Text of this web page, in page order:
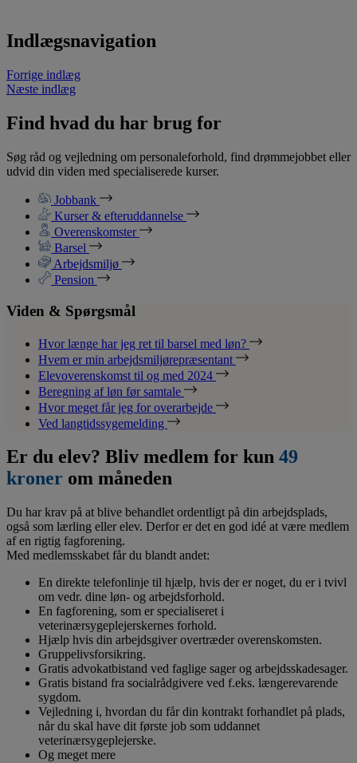
Indlægsnavigation
Forrige indlæg
Næste indlæg
Find hvad du har brug for
Søg råd og vejledning om personaleforhold, find drømmejobbet eller
udvid din viden med specialiserede kurser.
Jobbank
Kurser & efteruddannelse
Overenskomster
Barsel
Arbejdsmiljø
Pension
Viden & Spørgsmål
Hvor længe har jeg ret til barsel med løn?
Hvem er min arbejdsmiljørepræsentant
Elevoverenskomst til og med 2024
Beregning af løn før samtale
Hvor meget får jeg for overarbejde
Ved langtidssygemelding
Er du elev? Bliv medlem for kun 49
kroner om måneden
Du har krav på at blive behandlet ordentligt på din arbejdsplads,
også som lærling eller elev. Derfor er det en god idé at være medlem
af en rigtig fagforening.
Med medlemsskabet får du blandt andet:
En direkte telefonlinje til hjælp, hvis der er noget, du er i tvivl
om vedr. dine løn- og arbejdsforhold.
En fagforening, som er specialiseret i
veterinærsygeplejerskernes forhold.
Hjælp hvis din arbejdsgiver overtræder overenskomsten.
Gruppelivsforsikring.
Gratis advokatbistand ved faglige sager og arbejdsskadesager.
Gratis bistand fra socialrådgivere ved f.eks. længerevarende
sygdom.
Vejledning i, hvordan du får din kontrakt forhandlet på plads,
når du skal have dit første job som uddannet
veterinærsygeplejerske.
Og meget mere